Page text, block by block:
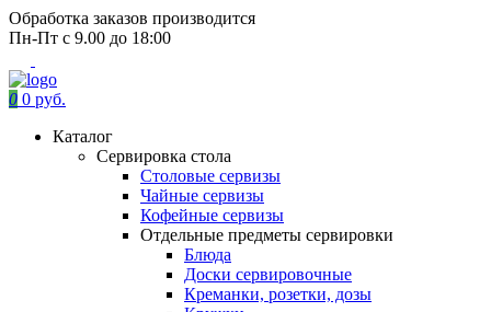
Обработка заказов производится
Пн-Пт с 9.00 до 18:00
0 0 руб.
Каталог
Сервировка стола
Столовые сервизы
Чайные сервизы
Кофейные сервизы
Отдельные предметы сервировки
Блюда
Доски сервировочные
Креманки, розетки, дозы